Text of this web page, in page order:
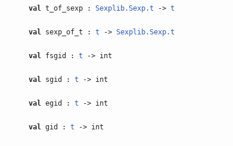
val t_of_sexp : Sexplib.Sexp.t -> t
val sexp_of_t : t -> Sexplib.Sexp.t
val fsgid : t -> int
val sgid : t -> int
val egid : t -> int
val gid : t -> int